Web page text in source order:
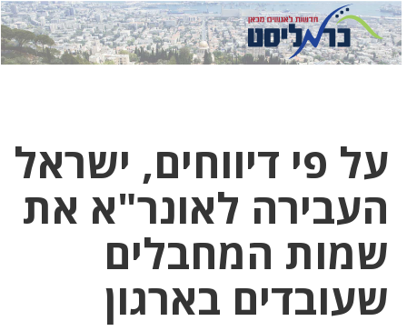
לחץ
כאן
לחץ
כדי
על פי דיווחים, ישראל
העבירה לאונר"א את
שמות המחבלים
שעובדים בארגון